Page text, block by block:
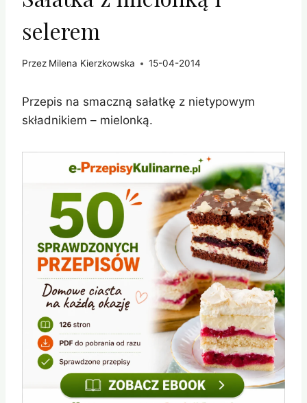
selerem
Przez Milena Kierzkowska 15-04-2014
Przepis na smaczną sałatkę z nietypowym
składnikiem – mielonką.